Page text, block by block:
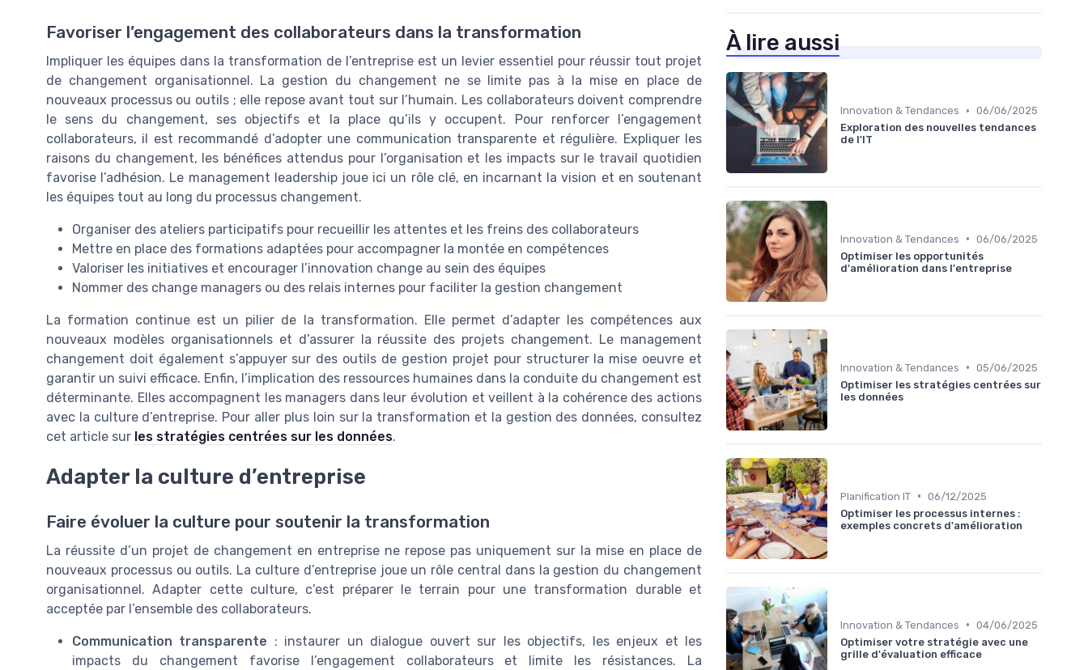
Favoriser l’engagement des collaborateurs dans la transformation
Impliquer les équipes dans la transformation de l’entreprise est un levier essentiel pour réussir tout projet
de changement organisationnel. La gestion du changement ne se limite pas à la mise en place de
nouveaux processus ou outils ; elle repose avant tout sur l’humain. Les collaborateurs doivent comprendre
le sens du changement, ses objectifs et la place qu’ils y occupent. Pour renforcer l’engagement
collaborateurs, il est recommandé d’adopter une communication transparente et régulière. Expliquer les
raisons du changement, les bénéfices attendus pour l’organisation et les impacts sur le travail quotidien
favorise l’adhésion. Le management leadership joue ici un rôle clé, en incarnant la vision et en soutenant
les équipes tout au long du processus changement.
Organiser des ateliers participatifs pour recueillir les attentes et les freins des collaborateurs
Mettre en place des formations adaptées pour accompagner la montée en compétences
Valoriser les initiatives et encourager l’innovation change au sein des équipes
Nommer des change managers ou des relais internes pour faciliter la gestion changement
La formation continue est un pilier de la transformation. Elle permet d’adapter les compétences aux
nouveaux modèles organisationnels et d’assurer la réussite des projets changement. Le management
changement doit également s’appuyer sur des outils de gestion projet pour structurer la mise oeuvre et
garantir un suivi efficace. Enfin, l’implication des ressources humaines dans la conduite du changement est
déterminante. Elles accompagnent les managers dans leur évolution et veillent à la cohérence des actions
avec la culture d’entreprise. Pour aller plus loin sur la transformation et la gestion des données, consultez
cet article sur les stratégies centrées sur les données.
Adapter la culture d’entreprise
Faire évoluer la culture pour soutenir la transformation
La réussite d’un projet de changement en entreprise ne repose pas uniquement sur la mise en place de
nouveaux processus ou outils. La culture d’entreprise joue un rôle central dans la gestion du changement
organisationnel. Adapter cette culture, c’est préparer le terrain pour une transformation durable et
acceptée par l’ensemble des collaborateurs.
Communication transparente : instaurer un dialogue ouvert sur les objectifs, les enjeux et les
impacts du changement favorise l’engagement collaborateurs et limite les résistances. La
À lire aussi
Innovation & Tendances • 06/06/2025
Exploration des nouvelles tendances
de l'IT
Innovation & Tendances • 06/06/2025
Optimiser les opportunités
d'amélioration dans l'entreprise
Innovation & Tendances • 05/06/2025
Optimiser les stratégies centrées sur
les données
Planification IT • 06/12/2025
Optimiser les processus internes :
exemples concrets d'amélioration
Innovation & Tendances • 04/06/2025
Optimiser votre stratégie avec une
grille d'évaluation efficace